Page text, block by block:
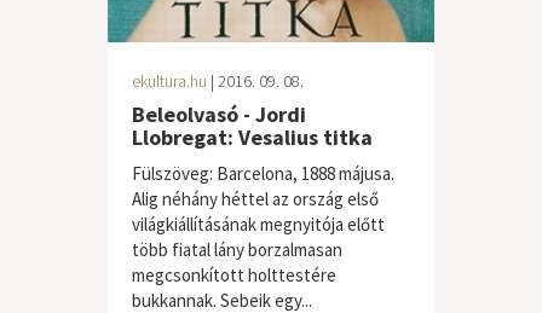
ekultura.hu | 2016. 09. 08.
Beleolvasó - Jordi
Llobregat: Vesalius titka
Fülszöveg: Barcelona, 1888 májusa.
Alig néhány héttel az ország első
világkiállításának megnyitója előtt
több fiatal lány borzalmasan
megcsonkított holttestére
bukkannak. Sebeik egy...